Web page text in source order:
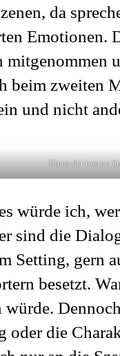
da
Emotionen.
mitgenommen
beim zweiten
und nicht
Eiens der besten
würde ich,
sind die
Setting, gern
besetzt.
würde.
oder die